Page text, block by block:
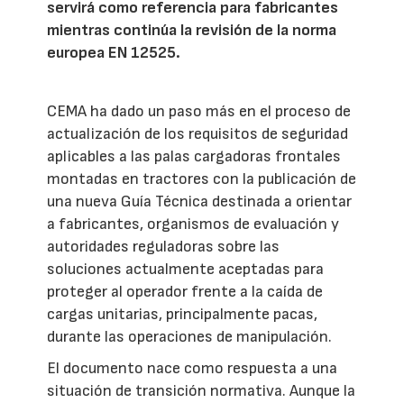
servirá como referencia para fabricantes
mientras continúa la revisión de la norma
europea EN 12525.
CEMA ha dado un paso más en el proceso de
actualización de los requisitos de seguridad
aplicables a las palas cargadoras frontales
montadas en tractores con la publicación de
una nueva Guía Técnica destinada a orientar
a fabricantes, organismos de evaluación y
autoridades reguladoras sobre las
soluciones actualmente aceptadas para
proteger al operador frente a la caída de
cargas unitarias, principalmente pacas,
durante las operaciones de manipulación.
El documento nace como respuesta a una
situación de transición normativa. Aunque la